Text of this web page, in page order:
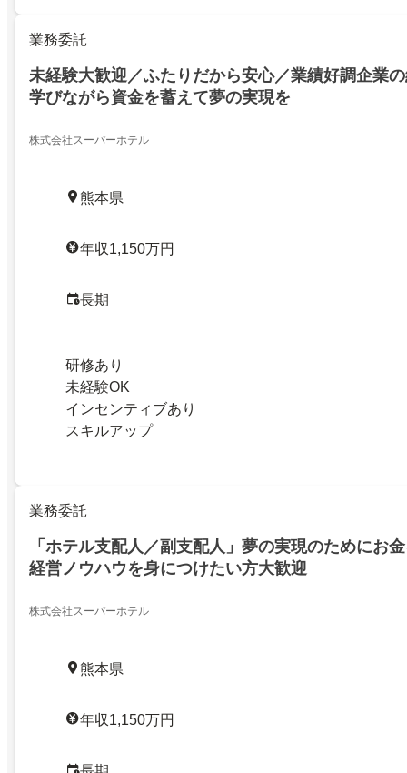
業務委託
未経験大歓迎／ふたりだから安心／業績好調企業
学びながら資金を蓄えて夢の実現を
株式会社スーパーホテル
熊本県
年収1,150万円
長期
研修あり
未経験OK
インセンティブあり
スキルアップ
業務委託
「ホテル支配人／副支配人」夢の実現のためにお
経営ノウハウを身につけたい方大歓迎
株式会社スーパーホテル
熊本県
年収1,150万円